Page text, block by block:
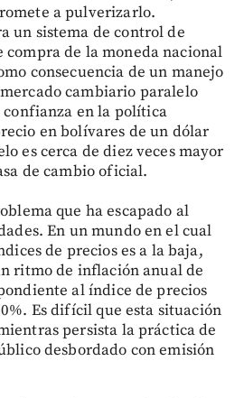
a pulverizarlo.
un sistema de control de
compra de la moneda nacional
consecuencia de un manejo
cambiario paralelo
en la política
en bolívares de un dólar
es cerca de diez veces mayor
de cambio oficial.
que ha escapado al
En un mundo en el cual
de precios es a la baja,
ritmo de inflación anual de
al índice de precios
Es difícil que esta situación
persista la práctica de
desbordado con emisión